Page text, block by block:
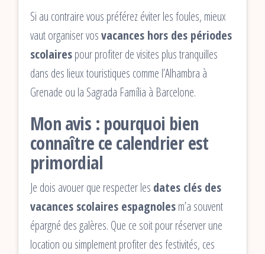
Si au contraire vous préférez éviter les foules, mieux
vaut organiser vosvacances hors des périodes
scolairespour profiter de visites plus tranquilles
dans des lieux touristiques comme l’Alhambra à
Grenade ou la Sagrada Família à Barcelone.
Mon avis : pourquoi bien
connaître ce calendrier est
primordial
Je dois avouer que respecter les dates clés des
vacances scolaires espagnolesm’a souvent
épargné des galères. Que ce soit pour réserver une
location ou simplement profiter des festivités, ces